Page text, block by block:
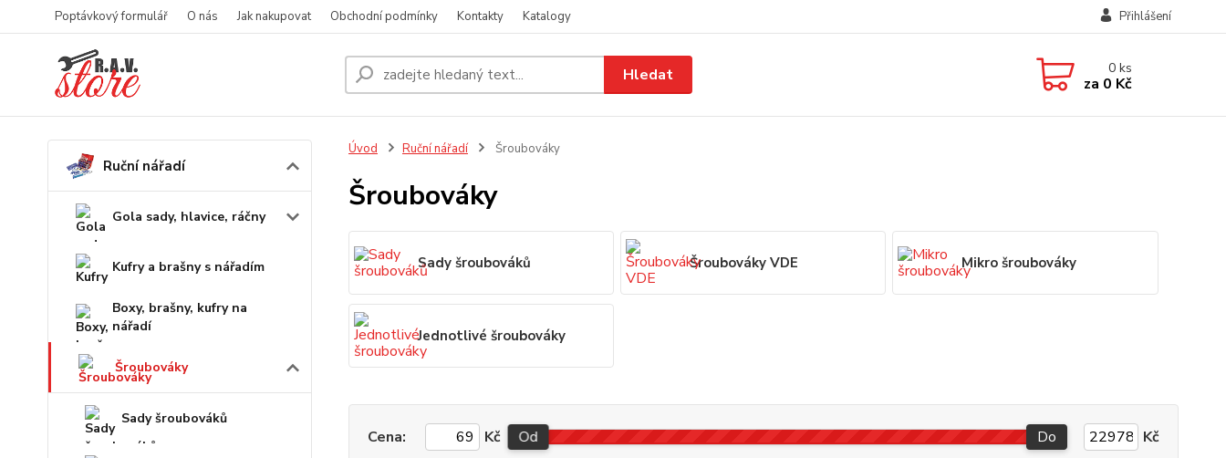
Poptávkový formulář O nás Jak nakupovat Obchodní podmínky Kontakty Katalogy Přihlášení
Hledat 0ks
za 0 Kč
Ruční nářadí
Gola sady, hlavice, ráčny
Kufry a brašny s nářadím
Boxy, brašny, kufry na
nářadí
Šroubováky
Sady šroubováků
Úvod Ruční nářadí Šroubováky
Šroubováky
Sady šroubováků Šroubováky VDE Mikro šroubováky
Jednotlivé šroubováky
Cena: Kč Od Do Kč